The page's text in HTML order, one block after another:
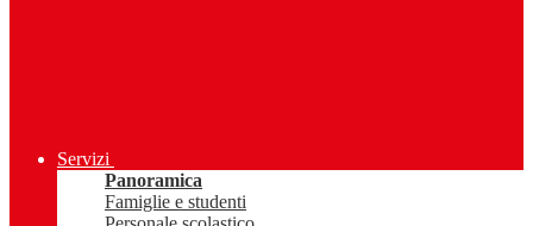
Servizi
Panoramica
Famiglie e studenti